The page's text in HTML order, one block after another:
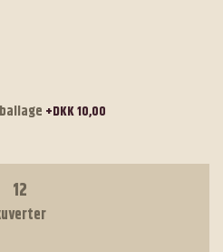
+DKK 10,00
12